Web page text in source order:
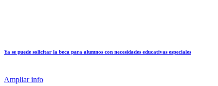
Ya se puede solicitar la beca para alumnos con necesidades educativas especiales
Ampliar info